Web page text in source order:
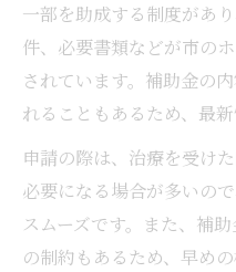
一部を助成する制度があ
件、必要書類などが市の
されています。補助金の
れることもあるため、最
申請の際は、治療を受け
必要になる場合が多いの
スムーズです。また、補
の制約もあるため、早め